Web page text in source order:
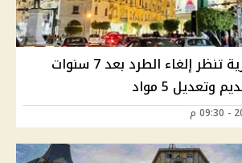
المحكمة الدستورية تنظر إلغاء الطرد بعد 7 سنوات
وتعديل 5 مواد